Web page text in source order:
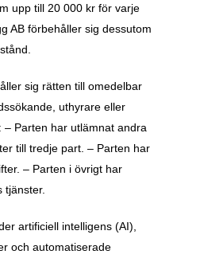
upp till 20 000 kr för varje
AB förbehåller sig dessutom
sig rätten till omedelbar
uthyrare eller
Parten har utlämnat andra
till tredje part. – Parten har
– Parten i övrigt har
tjänster.
artificiell intelligens (AI),
och automatiserade